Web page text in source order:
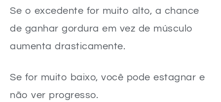
Se o excedente for muito alto, a chance
de ganhar gordura em vez de músculo
aumenta drasticamente.
Se for muito baixo, você pode estagnar e
não ver progresso.